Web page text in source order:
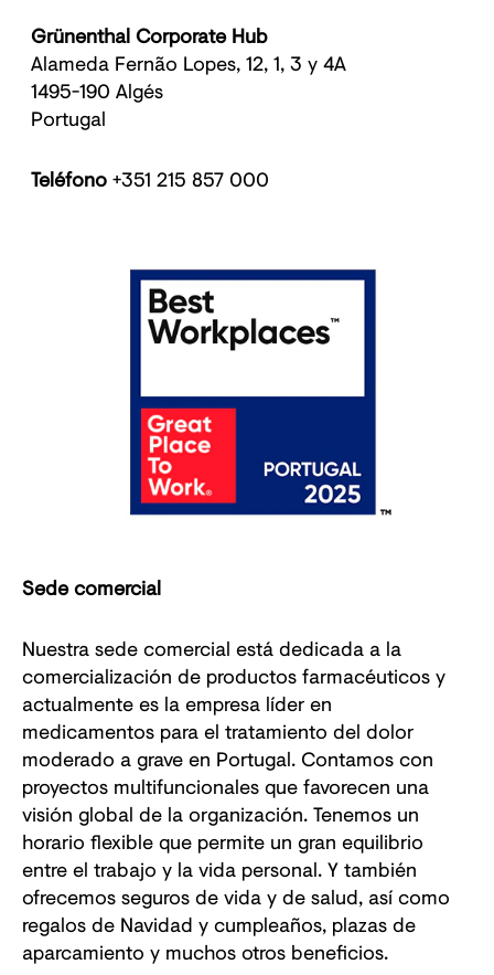
Grünenthal Corporate Hub
Alameda Fernão Lopes, 12, 1, 3 y 4A
1495-190 Algés
Portugal
Teléfono+351 215 857 000
Sede comercial
Nuestra sede comercial está dedicada a la
comercialización de productos farmacéuticos y
actualmente es la empresa líder en
medicamentos para el tratamiento del dolor
moderado a grave en Portugal. Contamos con
proyectos multifuncionales que favorecen una
visión global de la organización. Tenemos un
horario flexible que permite un gran equilibrio
entre el trabajo y la vida personal. Y también
ofrecemos seguros de vida y de salud, así como
regalos de Navidad y cumpleaños, plazas de
aparcamiento y muchos otros beneficios.